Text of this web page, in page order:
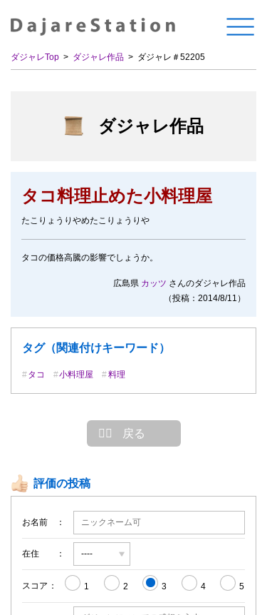
ダジャレTop ダジャレ作品 ダジャレ＃52205
ダジャレ作品
タコ料理止めた小料理屋
たこりょうりやめたこりょうりや
タコの価格高騰の影響でしょうか。
広島県 カッツ さんのダジャレ作品
（投稿：2014/8/11）
タグ（関連付けキーワード）
タコ 小料理屋 料理
戻る
評価の投稿
お名前
在住
スコア 1 2 3 4 5